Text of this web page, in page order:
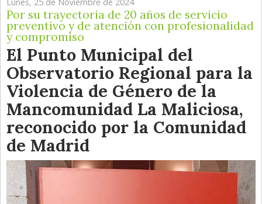
Por su trayectoria de 20 años de servicio
preventivo y de atención con profesionalidad
y compromiso
El Punto Municipal del
Observatorio Regional para la
Violencia de Género de la
Mancomunidad La Maliciosa,
reconocido por la Comunidad
de Madrid